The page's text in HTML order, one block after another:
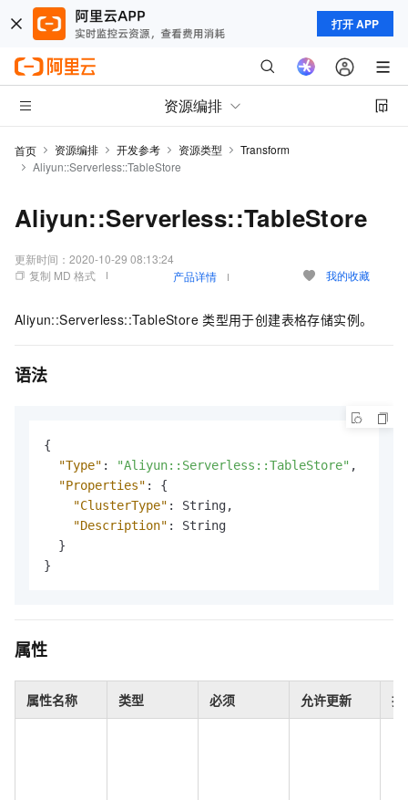
打开 APP
资源编排
首页 资源编排 开发参考 资源类型
Transform
Aliyun::Serverless::TableStore
Aliyun::Serverless::TableStore
更新时间： 2020-10-29 08:13:24
复制 MD 格式
产品详情 我的收藏
Aliyun::Serverless::TableStore 类型用于创建表格存储实例。
语法
{
"Type" : "Aliyun::Serverless::TableStore" ,
"Properties" :
{
"ClusterType" : String,
"Description" :
String
}
}
属性
属性名称 类型 必须 允许更新 描